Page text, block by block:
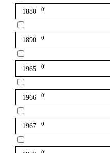
1880 0
1890 0
1965 0
1966 0
1967 0